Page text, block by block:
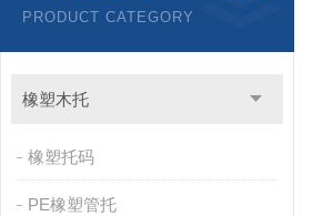
PRODUCT CATEGORY
橡塑木托
橡塑托码
PE橡塑管托